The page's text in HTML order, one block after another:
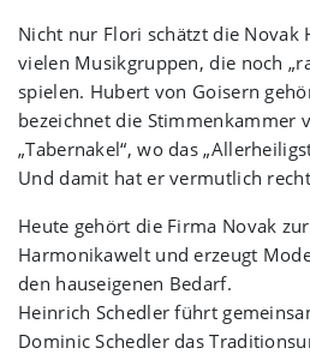
Nicht nur Flori schätzt die Novak
vielen Musikgruppen, die noch
spielen. Hubert von Goisern
bezeichnet die Stimmenkammer
„Tabernakel“, wo das
Und damit hat er vermutlich
Heute gehört die Firma Novak
Harmonikawelt und erzeugt
den hauseigenen Bedarf.
Heinrich Schedler führt
Dominic Schedler das